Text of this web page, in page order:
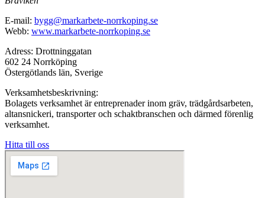
E-mail: bygg@markarbete-norrkoping.se
Webb: www.markarbete-norrkoping.se
Adress: Drottninggatan
602 24 Norrköping
Östergötlands län, Sverige
Verksamhetsbeskrivning:
Bolagets verksamhet är entreprenader inom gräv, trädgårdsarbeten,
altansnickeri, transporter och schaktbranschen och därmed förenlig
verksamhet.
Hitta till oss